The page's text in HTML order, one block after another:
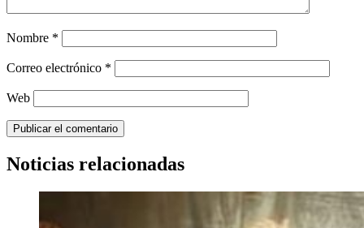
Nombre *
Correo electrónico *
Web
Noticias relacionadas